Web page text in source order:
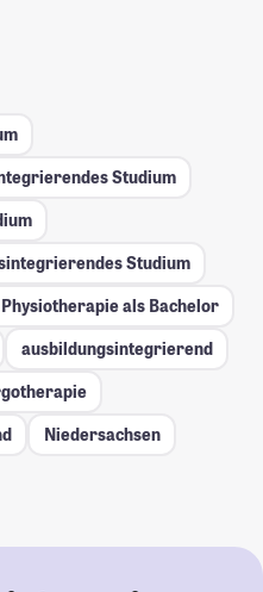
Studium
Studium
Physiotherapie als Bachelor
ausbildungsintegrierend
Niedersachsen